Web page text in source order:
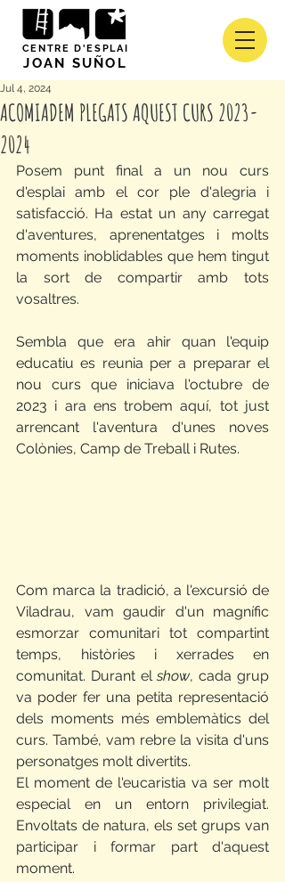
CENTRE D'ESPLAI
JOAN SUÑOL
ACOMIADEM PLEGATS AQUEST CURS 2023-
2024
Jul 4, 2024
Posem punt final a un nou curs
d'esplai amb el cor ple d'alegria i
satisfacció. Ha estat un any carregat
d'aventures, aprenentatges i molts
moments inoblidables que hem tingut
la sort de compartir amb tots
vosaltres.
Sembla que era ahir quan l'equip
educatiu es reunia per a preparar el
nou curs que iniciava l'octubre de
2023 i ara ens trobem aquí, tot just
arrencant l'aventura d'unes noves
Colònies, Camp de Treball i Rutes.
Com marca la tradició, a l'excursió de
Viladrau, vam gaudir d'un magnífic
esmorzar comunitari tot compartint
temps, històries i xerrades en
comunitat. Durant el show, cada grup
va poder fer una petita representació
dels moments més emblemàtics del
curs. També, vam rebre la visita d'uns
personatges molt divertits.
El moment de l'eucaristia va ser molt
especial en un entorn privilegiat.
Envoltats de natura, els set grups van
participar i formar part d'aquest
moment.